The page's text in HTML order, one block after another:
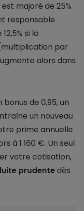
majoré de 25%
responsable
si la
par
alors dans
de 0,95, un
un nouveau
prime annuelle
à 1 160 €. Un seul
votre cotisation,
prudentedès